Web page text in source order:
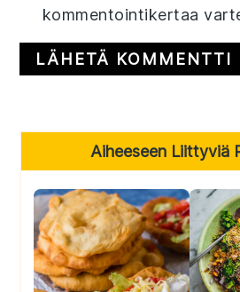
kommentointikertaa
Primary
Sidebar
Aiheeseen Liittyviä